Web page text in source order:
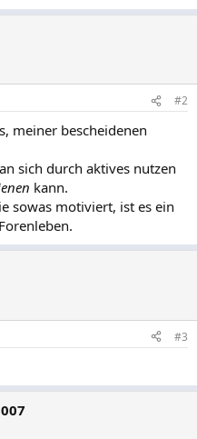
#2
meiner bescheidenen
sich durch aktives nutzen
kann.
sowas motiviert, ist es ein
#3